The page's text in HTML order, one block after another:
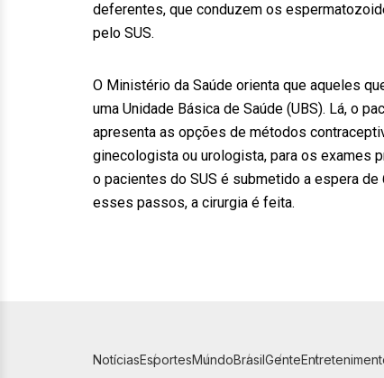
deferentes, que conduzem os
pelo SUS.
O Ministério da Saúde orienta que aqueles
uma Unidade Básica de Saúde (UBS). Lá, o
apresenta as opções de métodos
ginecologista ou urologista, para os exames
o pacientes do SUS é submetido a espera
esses passos, a cirurgia é feita.
NotíciasEsportesMundoBrasilGente